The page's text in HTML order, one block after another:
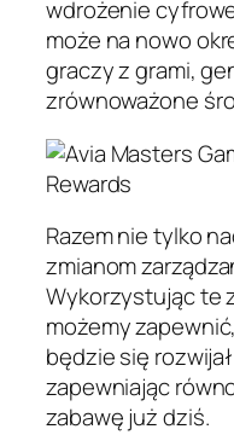
wdrożenie
może na nowo
graczy z grami,
zrównoważone
Razem nie tylko
zmianom
Wykorzystując te
możemy
będzie się
zapewniając
zabawę już dziś.